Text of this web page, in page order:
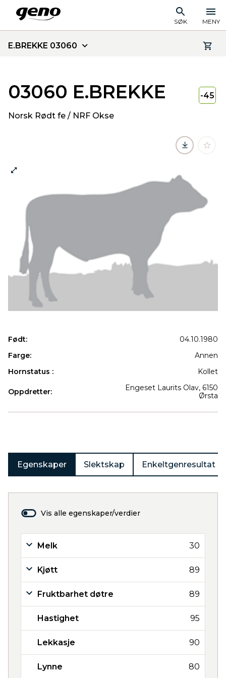
SØK MENY
E.BREKKE 03060
03060 E.BREKKE
Norsk Rødt fe / NRF Okse
-45
Født:
04.10.1980
Farge:
Annen
Hornstatus :
Kollet
Oppdretter:
Engeset Laurits Olav, 6150
Ørsta
Egenskaper Slektskap Enkeltgenresultat
Vis alle egenskaper/verdier
Melk 30
Kjøtt 89
Fruktbarhet døtre 89
Hastighet 95
Lekkasje 90
Lynne 80